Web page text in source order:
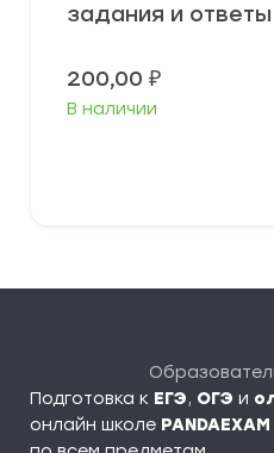
задания и ответы
200,00 ₽
В наличии
Подготовка к ЕГЭ, ОГЭ и
онлайн школе PANDAEXAM